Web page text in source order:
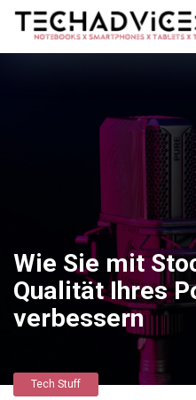
Wie Sie mit
Qualität Ihres
verbessern
Tech Stuff